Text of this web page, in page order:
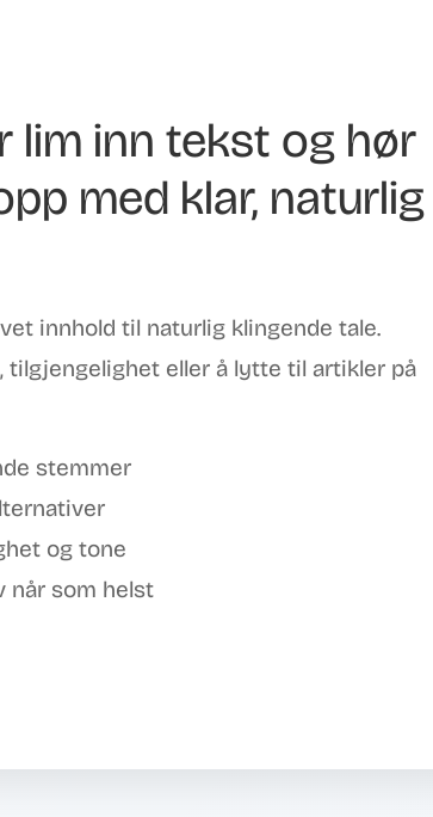
lim inn tekst og hør
med klar, naturlig
innhold til naturlig klingende tale.
eller å lytte til artikler på
stemmer
og tone
når som helst